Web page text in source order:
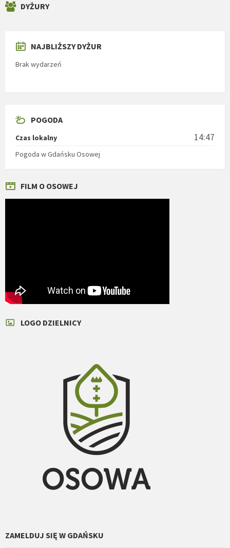
DYŻURY
NAJBLIŻSZY DYŻUR
Brak wydarzeń
POGODA
Czas lokalny 14:47
Pogoda w Gdańsku Osowej
FILM O OSOWEJ
LOGO DZIELNICY
ZAMELDUJ SIĘ W GDAŃSKU